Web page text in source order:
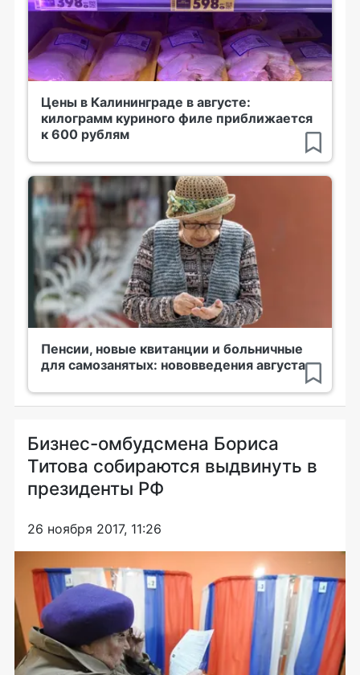
Цены в Калининграде в августе:
килограмм куриного филе приближается
к 600 рублям
Пенсии, новые квитанции и больничные
для самозанятых: нововведения августа
Бизнес-омбудсмена Бориса
Титова собираются выдвинуть в
президенты РФ
26 ноября 2017, 11:26